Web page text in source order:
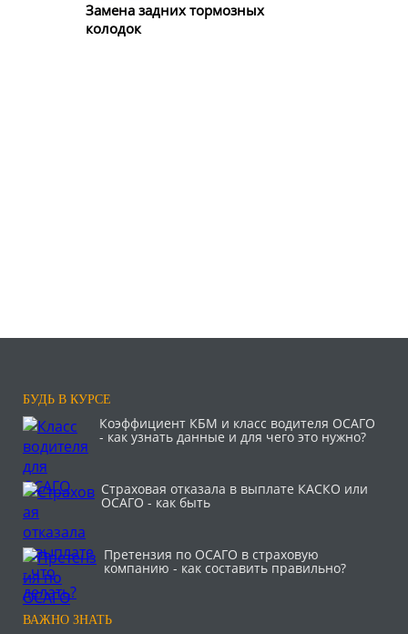
Замена задних тормозных
колодок
БУДЬ В КУРСЕ
Коэффициент КБМ и класс водителя ОСАГО
- как узнать данные и для чего это нужно?
Страховая отказала в выплате КАСКО или
ОСАГО - как быть
Претензия по ОСАГО в страховую
компанию - как составить правильно?
ВАЖНО ЗНАТЬ